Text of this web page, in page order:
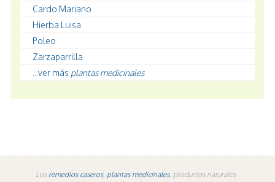
Cardo Mariano
Hierba Luisa
Poleo
Zarzaparrilla
...ver más plantas medicinales
Los remedios caseros, plantas medicinales, productos naturales